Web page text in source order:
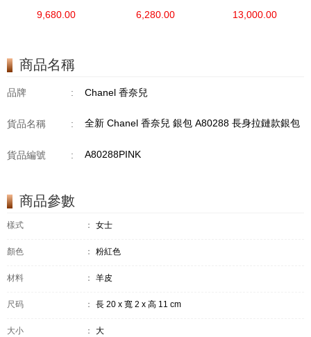
9,680.00 6,280.00 13,000.00
商品名稱
品牌 : Chanel 香奈兒
貨品名稱 : 全新 Chanel 香奈兒 銀包 A80288 長身拉鏈款銀包
貨品編號 : A80288PINK
商品參數
樣式 ： 女士
顏色 ： 粉紅色
材料 ： 羊皮
尺码 ： 長 20 x 寬 2 x 高 11 cm
大小 ： 大